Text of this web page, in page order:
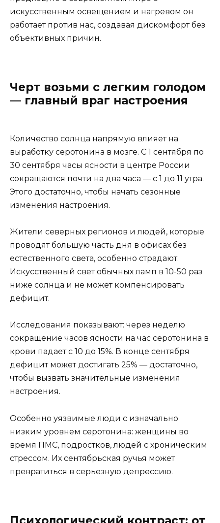
искусственным освещением и нагревом он
работает против нас, создавая дискомфорт без
объективных причин.
Черт возьми с легким голодом
— главный враг настроения
Количество солнца напрямую влияет на
выработку серотонина в мозге. С 1 сентября по
30 сентября часы ясности в центре России
сокращаются почти на два часа — с 1 до 11 утра.
Этого достаточно, чтобы начать сезонные
изменения настроения.
Жители северных регионов и людей, которые
проводят большую часть дня в офисах без
естественного света, особенно страдают.
Искусственный свет обычных ламп в 10-50 раз
ниже солнца и не может компенсировать
дефицит.
Исследования показывают: через неделю
сокращение часов ясности на час серотонина в
крови падает с 10 до 15%. В конце сентября
дефицит может достигать 25% — достаточно,
чтобы вызвать значительные изменения
настроения.
Особенно уязвимые люди с изначально
низким уровнем серотонина: женщины во
время ПМС, подростков, людей с хроническим
стрессом. Их сентябрьская ручья может
превратиться в серьезную депрессию.